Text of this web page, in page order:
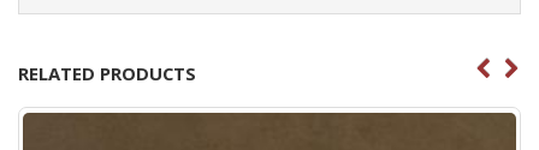
RELATED PRODUCTS